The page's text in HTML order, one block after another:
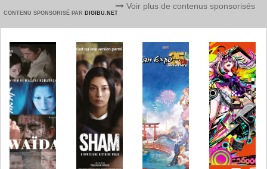
CONTENU SPONSORISÉ PAR DIGIBU.NET
Voir plus de contenus sponsorisés